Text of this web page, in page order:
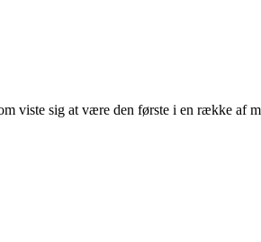
viste sig at være den første i en række af